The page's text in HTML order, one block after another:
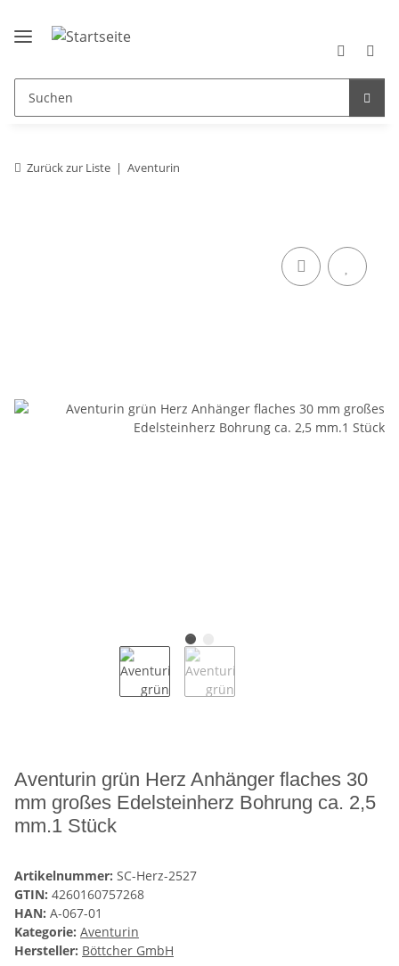
Zurück zur Liste Aventurin
Aventurin grün Herz Anhänger flaches 30
mm großes Edelsteinherz Bohrung ca. 2,5
mm.1 Stück
Artikelnummer: SC-Herz-2527
GTIN: 4260160757268
HAN: A-067-01
Kategorie: Aventurin
Hersteller: Böttcher GmbH